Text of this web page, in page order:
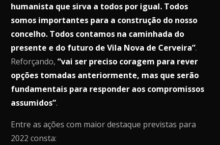
humanista que sirva a todos por igual. Todos
somos importantes para a construção do nosso
concelho. Todos contamos na caminhada do
presente e do futuro de Vila Nova de Cerveira”.
Reforçando,“vai ser preciso coragem para rever
opções tomadas anteriormente, mas que serão
fundamentais para responder aos compromissos
assumidos”.
Entre as ações com maior destaque previstas para
2022 consta: